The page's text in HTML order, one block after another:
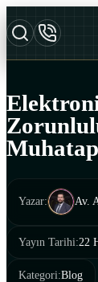
Yazar: Av.
Yayın Tarihi:22
Kategori:Blog